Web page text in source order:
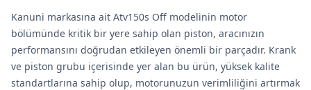
Kanuni markasına ait Atv150s Off modelinin motor
bölümünde kritik bir yere sahip olan piston, aracınızın
performansını doğrudan etkileyen önemli bir parçadır. Krank
ve piston grubu içerisinde yer alan bu ürün, yüksek kalite
standartlarına sahip olup, motorunuzun verimliliğini artırmak